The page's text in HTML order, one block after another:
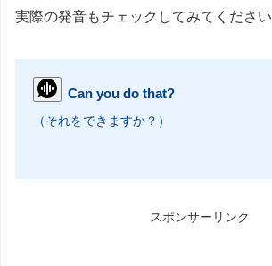
実際の発音もチェックしてみてください
Can you do that?
（それをできますか？）
スポンサーリンク